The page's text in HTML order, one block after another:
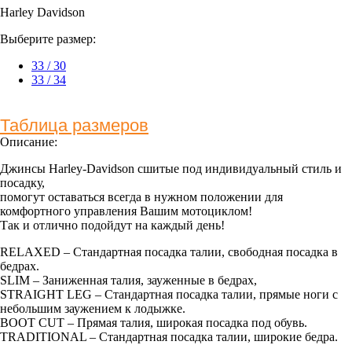
Harley Davidson
Выберите размер:
33 / 30
33 / 34
Таблица размеров
Описание:
Джинсы Harley-Davidson сшитые под индивидуальный стиль и
посадку,
помогут оставаться всегда в нужном положении для
комфортного управления Вашим мотоциклом!
Так и отлично подойдут на каждый день!
RELAXED – Стандартная посадка талии, свободная посадка в
бедрах.
SLIM – Заниженная талия, зауженные в бедрах,
STRAIGHT LEG – Стандартная посадка талии, прямые ноги с
небольшим заужением к лодыжке.
BOOT CUT – Прямая талия, широкая посадка под обувь.
TRADITIONAL – Стандартная посадка талии, широкие бедра.